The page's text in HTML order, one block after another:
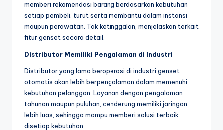
memberi rekomendasi barang berdasarkan kebutuhan
setiap pembeli. turut serta membantu dalam instansi
maupun perawatan. Tak ketinggalan, menjelaskan terkait
fitur genset secara detail.
Distributor Memiliki Pengalaman di Industri
Distributor yang lama beroperasi di industri genset
otomatis akan lebih berpengalaman dalam memenuhi
kebutuhan pelanggan. Layanan dengan pengalaman
tahunan maupun puluhan, cenderung memiliki jaringan
lebih luas, sehingga mampu memberi solusi terbaik
disetiap kebutuhan.